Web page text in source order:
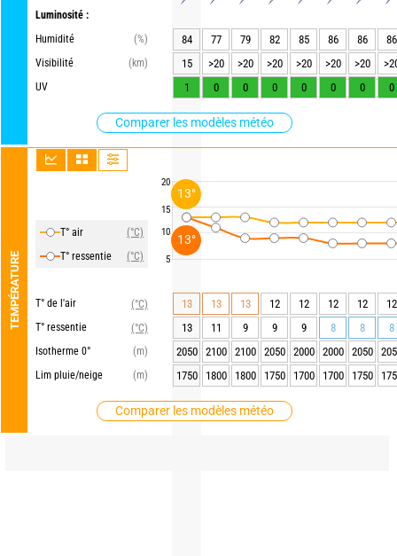
Luminosité :
Humidité
(%)
Visibilité
(km)
UV
Comparer les modèles météo
TEMPÉRATURE
T° air
(°C)
T° ressentie
(°C)
T° de l'air
(°C)
T° ressentie
(°C)
Isotherme 0°
(m)
Lim pluie/neige
(m)
Comparer les modèles météo
20
15
10
5
84 77 79 82 85 86 86
86
15
>20 >20 >20 >20 >20 >20
1
0 0 0 0 0 0 0
13 13 13 12 12 12 12
12
13
11 9 9 9 8 8
8
2050
2100 2100 2050 2000 2000 2050
1750
1800 1800 1750 1700 1700 1750
13°
13°